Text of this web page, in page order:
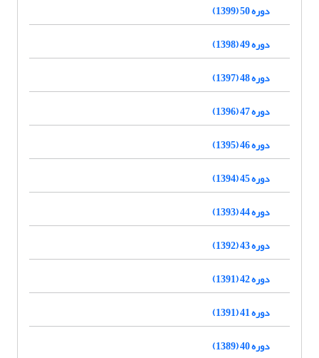
دوره 50 (1399)
دوره 49 (1398)
دوره 48 (1397)
دوره 47 (1396)
دوره 46 (1395)
دوره 45 (1394)
دوره 44 (1393)
دوره 43 (1392)
دوره 42 (1391)
دوره 41 (1391)
دوره 40 (1389)